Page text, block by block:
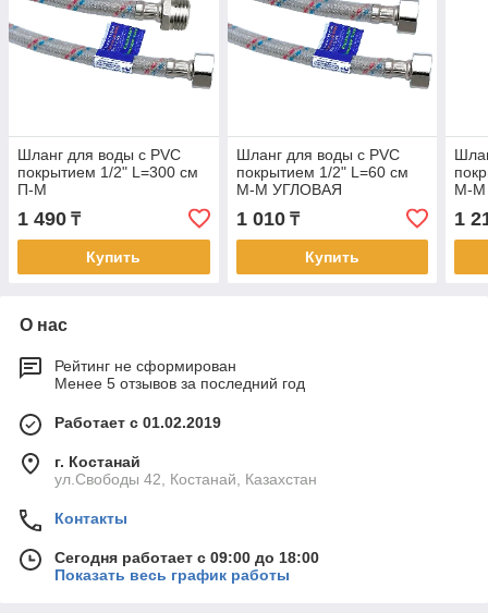
Шланг для воды с PVC
покрытием 1/2" L=300 см
П-М
1 490 ₸
Купить
Шланг для воды с PVC
покрытием 1/2" L=60 см
М-М УГЛОВАЯ
1 010₸
Купить
М-М
1
О нас
Рейтинг не сформирован
Менее 5 отзывов за последний год
Работает с 01.02.2019
г. Костанай
ул.Свободы 42, Костанай, Казахстан
Контакты
Сегодня работает с 09:00 до 18:00
Показать весь график работы